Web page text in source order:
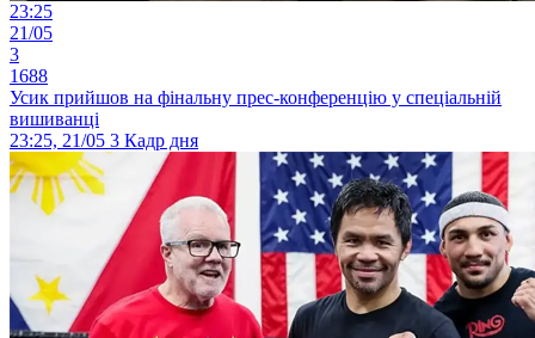
23:25
21/05
3
1688
Усик прийшов на фінальну прес-конференцію у спеціальній
вишиванці
23:25, 21/05 3 Кадр дня